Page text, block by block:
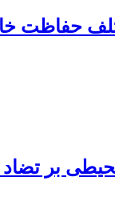
حفاظت
بر